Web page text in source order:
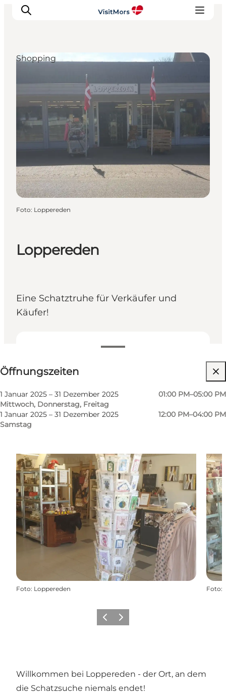
Aktivitäten
Erlebnisse
Infos über Mors
Unterkunft
Pauschalreisen / Urlaub
Planen Sie Ihre Reise
Loppereden
Eine Schatztruhe für Verkäufer und
Käufer!
Öffnungszeiten anzeigen
Öffnungszeiten
1 Januar 2025 – 31 Dezember 2025
Mittwoch, Donnerstag, Freitag
01:00 PM–05:00 PM
1 Januar 2025 – 31 Dezember 2025
Samstag
12:00 PM–04:00 PM
Website besuchen
Shopping
Foto: Loppereden
Foto: Loppereden Foto:
Vorherige Folie
Nächste Folie
Willkommen bei Loppereden - der Ort, an dem
die Schatzsuche niemals endet!